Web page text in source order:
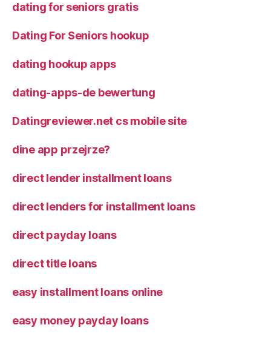
dating for seniors gratis
Dating For Seniors hookup
dating hookup apps
dating-apps-de bewertung
Datingreviewer.net cs mobile site
dine app przejrze?
direct lender installment loans
direct lenders for installment loans
direct payday loans
direct title loans
easy installment loans online
easy money payday loans